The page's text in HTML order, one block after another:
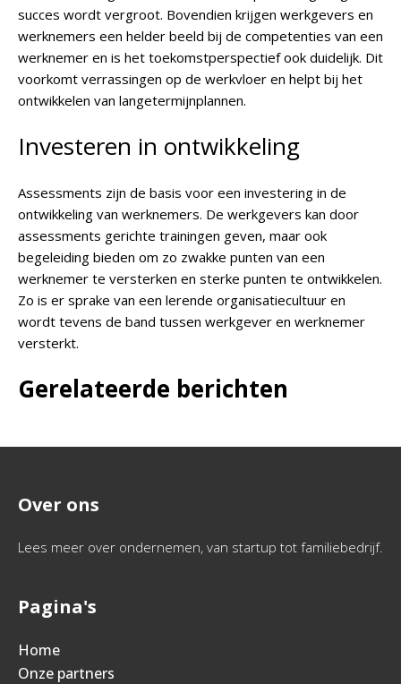
succes wordt vergroot. Bovendien krijgen werkgevers en
werknemers een helder beeld bij de competenties van een
werknemer en is het toekomstperspectief ook duidelijk. Dit
voorkomt verrassingen op de werkvloer en helpt bij het
ontwikkelen van langetermijnplannen.
Investeren in ontwikkeling
Assessments zijn de basis voor een investering in de
ontwikkeling van werknemers. De werkgevers kan door
assessments gerichte trainingen geven, maar ook
begeleiding bieden om zo zwakke punten van een
werknemer te versterken en sterke punten te ontwikkelen.
Zo is er sprake van een lerende organisatiecultuur en
wordt tevens de band tussen werkgever en werknemer
versterkt.
Gerelateerde berichten
Over ons
Lees meer over ondernemen, van startup tot familiebedrijf.
Pagina's
Home
Onze partners